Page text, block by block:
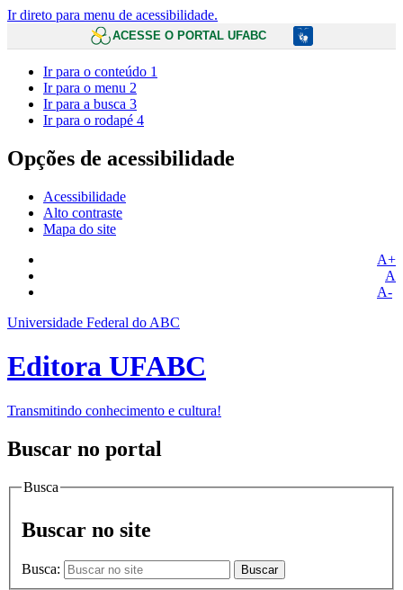
Ir direto para menu de acessibilidade.
ACESSE O PORTAL UFABC
Ir para o conteúdo 1
Ir para o menu 2
Ir para a busca 3
Ir para o rodapé 4
Opções de acessibilidade
Acessibilidade
Alto contraste
Mapa do site
A+
A
A-
Universidade Federal do ABC
Editora UFABC
Transmitindo conhecimento e cultura!
Buscar no portal
Busca
Buscar no site
Busca: Buscar